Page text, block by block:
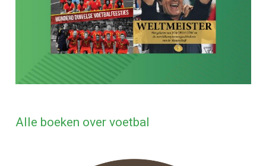
Alle boeken over voetbal